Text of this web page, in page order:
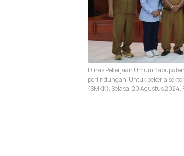
Dinas Pekerjaan Umum
perlindungan. Untuk pekerja
(SMKK). Selasa, 20 Agustus 2024.